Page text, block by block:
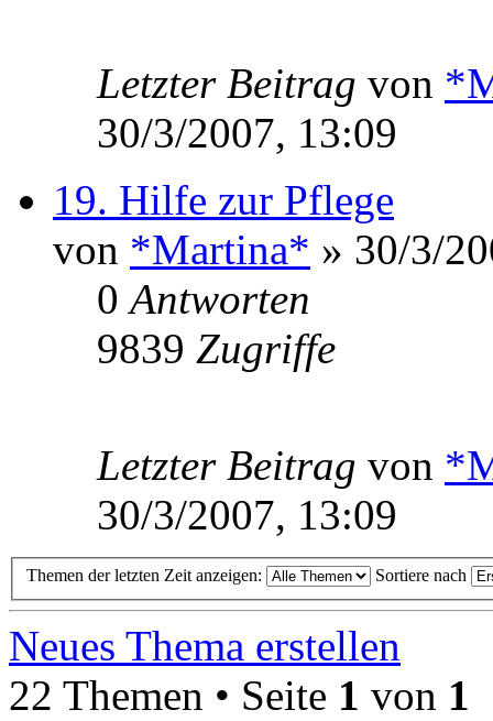
Letzter Beitrag von
30/3/2007, 13:09
19. Hilfe zur Pflege
von *Martina* » 30/3/
0Antworten
9839 Zugriffe
Letzter Beitrag von
30/3/2007, 13:09
Themen der letzten Zeit anzeigen: Sortiere nach
Neues Thema erstellen
22 Themen • Seite 1 von 1